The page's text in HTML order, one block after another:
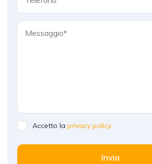
Accetto la privacy policy
Invia